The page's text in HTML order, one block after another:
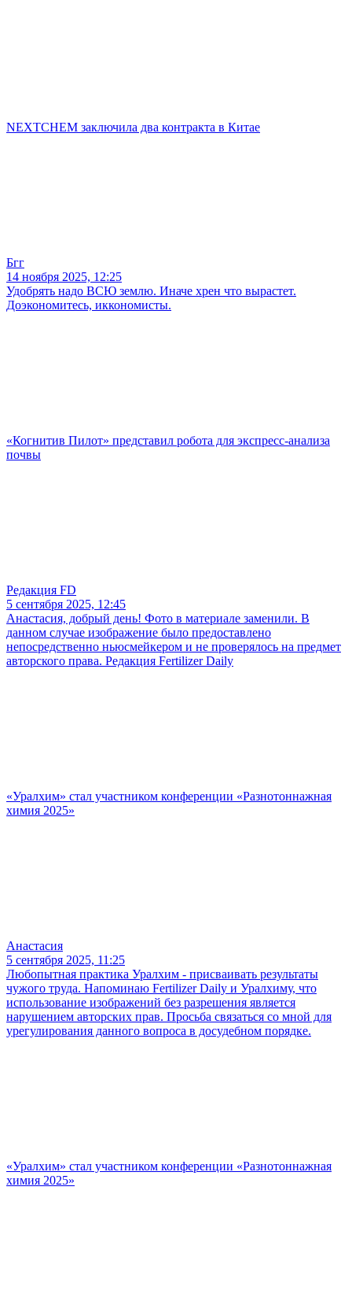
NEXTCHEM заключила два контракта в Китае
Бгг
14 ноября 2025, 12:25
Удобрять надо ВСЮ землю. Иначе хрен что вырастет.
Доэкономитесь, иккономисты.
«Когнитив Пилот» представил робота для экспресс-анализа
почвы
Редакция FD
5 сентября 2025, 12:45
Анастасия, добрый день! Фото в материале заменили. В
данном случае изображение было предоставлено
непосредственно ньюсмейкером и не проверялось на предмет
авторского права. Редакция Fertilizer Daily
«Уралхим» стал участником конференции «Разнотоннажная
химия 2025»
Анастасия
5 сентября 2025, 11:25
Любопытная практика Уралхим - присваивать результаты
чужого труда. Напоминаю Fertilizer Daily и Уралхиму, что
использование изображений без разрешения является
нарушением авторских прав. Просьба связаться со мной для
урегулирования данного вопроса в досудебном порядке.
«Уралхим» стал участником конференции «Разнотоннажная
химия 2025»